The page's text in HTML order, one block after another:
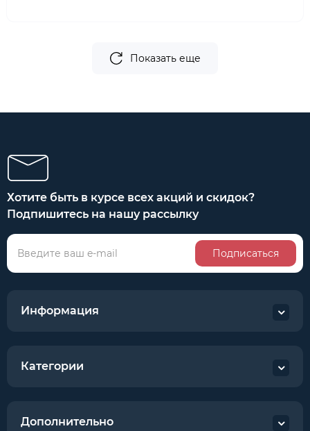
Показать еще
Хотите быть в курсе всех акций и скидок?
Подпишитесь на нашу рассылку
Подписаться
Информация
Категории
Дополнительно